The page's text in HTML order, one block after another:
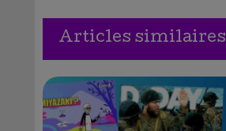
Articles similaires